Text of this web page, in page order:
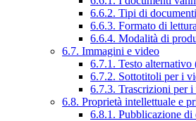
6.6.2. Tipi di documenti
6.6.3. Formato di
6.6.4. Modalità di
6.7. Immagini e video
6.7.1. Testo
6.7.2. Sottotitoli per i
6.7.3. Trascrizioni per i
6.8. Proprietà intellettuale e
6.8.1. Pubblicazione